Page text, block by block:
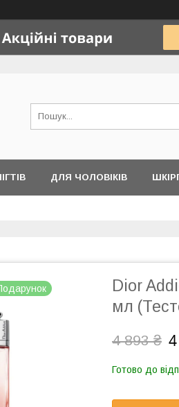
ДЛЯ ЧОЛОВІКІВ
Dior
мл
4 893 ₴
Готово до